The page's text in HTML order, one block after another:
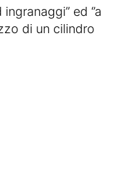
ed ‘’a
di un cilindro